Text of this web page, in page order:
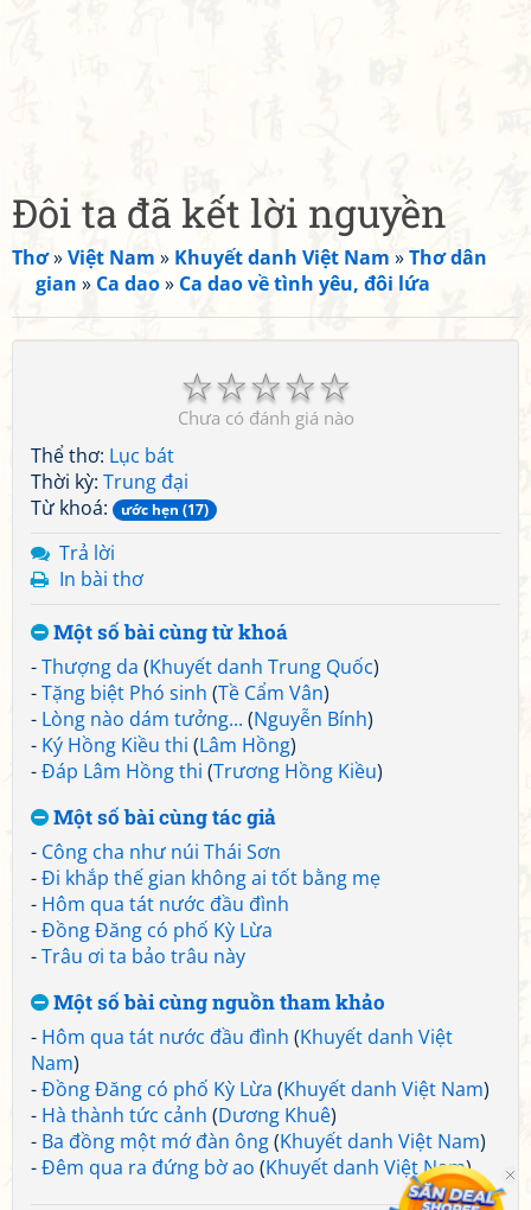
Đôi ta đã kết lời nguyền
Thơ»Việt Nam » Khuyết danh Việt Nam »Thơ dân
gian » Ca dao» Ca dao về tình yêu, đôi lứa
☆
☆
☆
☆
☆
Chưa có đánh giá nào
Thể thơ: Lục bát
Thời kỳ: Trung đại
Từ khoá:
ước hẹn (17)
Trả lời
In bài thơ
Một số bài cùng từ khoá
-Thượng da (Khuyết danh Trung Quốc)
-Tặng biệt Phó sinh (Tề Cẩm Vân)
- Lòng nào dám tưởng... (Nguyễn Bính)
- Ký Hồng Kiều thi (Lâm Hồng)
-Đáp Lâm Hồng thi (Trương Hồng Kiều)
Một số bài cùng tác giả
- Công cha như núi Thái Sơn
-Đi khắp thế gian không ai tốt bằng mẹ
- Hôm qua tát nước đầu đình
-Đồng Đăng có phố Kỳ Lừa
-Trâu ơi ta bảo trâu này
Một số bài cùng nguồn tham khảo
- Hôm qua tát nước đầu đình (Khuyết danh Việt
Nam)
-Đồng Đăng có phố Kỳ Lừa (Khuyết danh Việt Nam)
- Hà thành tức cảnh (Dương Khuê)
- Ba đồng một mớ đàn ông(Khuyết danh Việt Nam)
-Đêm qua ra đứng bờ ao (Khuyết danh Việt Nam)